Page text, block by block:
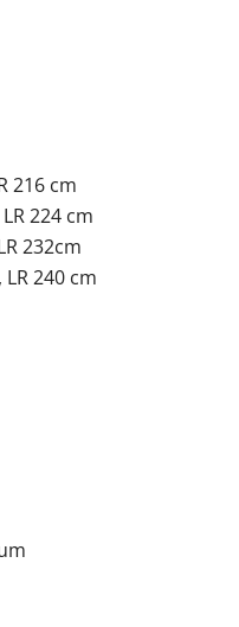
216 cm
224 cm
232cm
LR 240 cm